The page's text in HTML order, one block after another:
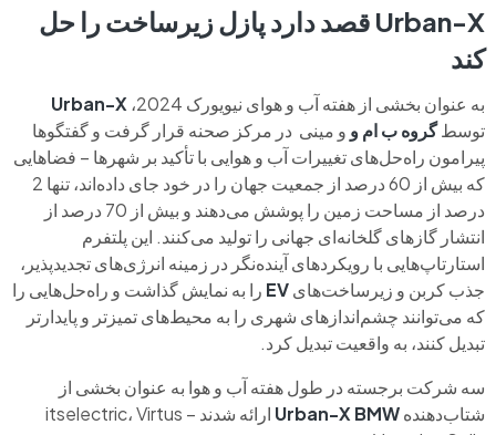
Urban-X قصد دارد پازل زیرساخت را حل
کند
به عنوان بخشی از هفته آب و هوای نیویورک 2024،
Urban-X
توسطگروه ب ام و و مینی در مرکز صحنه قرار گرفت و گفتگوها
پیرامون راه‌حل‌های تغییرات آب و هوایی با تأکید بر شهرها – فضاهایی
که بیش از 60 درصد از جمعیت جهان را در خود جای داده‌اند، تنها 2
درصد از مساحت زمین را پوشش می‌دهند و بیش از 70 درصد از
انتشار گازهای گلخانه‌ای جهانی را تولید می‌کنند. این پلتفرم
استارتاپ‌هایی با رویکردهای آینده‌نگر در زمینه انرژی‌های تجدیدپذیر،
جذب کربن و زیرساخت‌هایEV را به نمایش گذاشت و راه‌حل‌هایی را
که می‌توانند چشم‌اندازهای شهری را به محیط‌های تمیزتر و پایدارتر
تبدیل کنند، به واقعیت تبدیل کرد.
سه شرکت برجسته در طول هفته آب و هوا به عنوان بخشی از
شتاب‌دهندهUrban-X BMW
ارائه شدند – itselectric، Virtus